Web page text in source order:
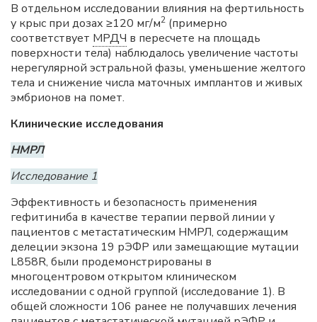
В отдельном исследовании влияния на фертильность
у крыс при дозах ≥120 мг/м2 (примерно
соответствует МРДЧ в пересчете на площадь
поверхности тела) наблюдалось увеличение частоты
нерегулярной эстральной фазы, уменьшение желтого
тела и снижение числа маточных имплантов и живых
эмбрионов на помет.
Клинические исследования
НМРЛ
Исследование 1
Эффективность и безопасность применения
гефитиниба в качестве терапии первой линии у
пациентов с метастатическим НМРЛ, содержащим
делеции экзона 19 рЭФР или замещающие мутации
L858R, были продемонстрированы в
многоцентровом открытом клиническом
исследовании с одной группой (исследование 1). В
общей сложности 106 ранее не получавших лечения